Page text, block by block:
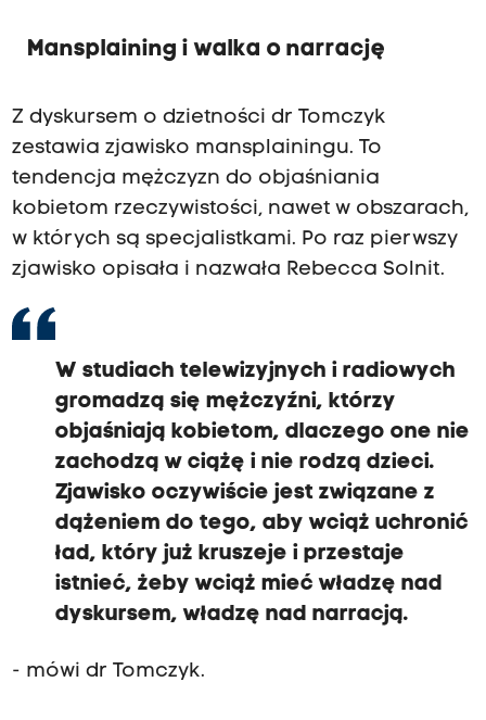
Mansplaining i walka o narrację
Z dyskursem o dzietności dr Tomczyk
zestawia zjawisko mansplainingu. To
tendencja mężczyzn do objaśniania
kobietom rzeczywistości, nawet w obszarach,
w których są specjalistkami. Po raz pierwszy
zjawisko opisała i nazwała Rebecca Solnit.
W studiach telewizyjnych i radiowych
gromadzą się mężczyźni, którzy
objaśniają kobietom, dlaczego one nie
zachodzą w ciążę i nie rodzą dzieci.
Zjawisko oczywiście jest związane z
dążeniem do tego, aby wciąż uchronić
ład, który już kruszeje i przestaje
istnieć, żeby wciąż mieć władzę nad
dyskursem, władzę nad narracją.
- mówi dr Tomczyk.